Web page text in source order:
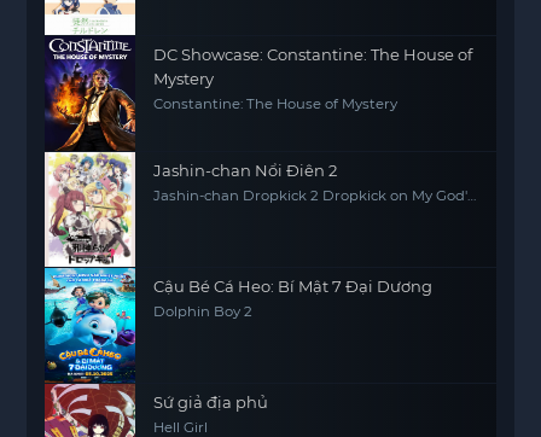
DC Showcase: Constantine: The House of
Mystery
Constantine: The House of Mystery
Jashin-chan Nổi Điên 2
Jashin-chan Dropkick 2 Dropkick on My God'
Cậu Bé Cá Heo: Bí Mật 7 Đại Dương
Dolphin Boy 2
Sứ giả địa phủ
Hell Girl